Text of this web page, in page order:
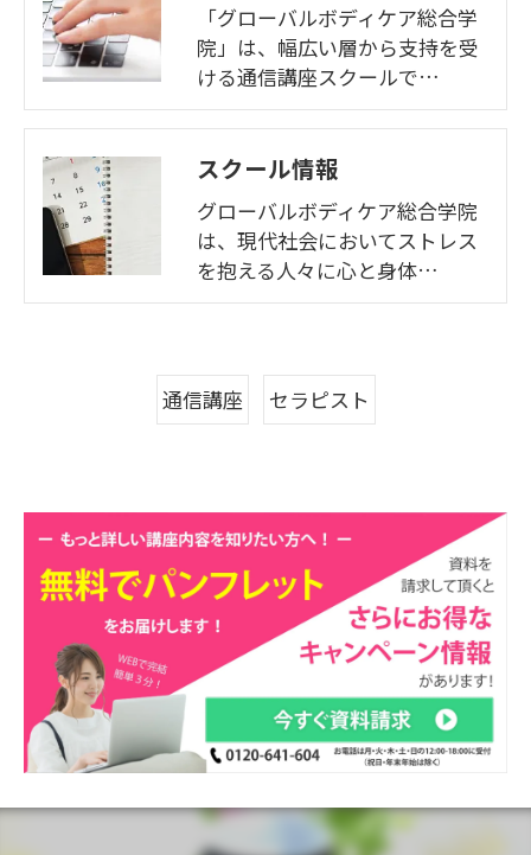
「グローバルボディケア総合学
院」は、幅広い層から支持を受
ける通信講座スクールで…
スクール情報
グローバルボディケア総合学院
は、現代社会においてストレス
を抱える人々に心と身体…
通信講座 セラピスト